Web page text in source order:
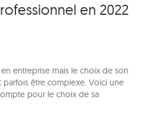
en 2022
entreprise mais le choix de son
être complexe. Voici une
pour le choix de sa